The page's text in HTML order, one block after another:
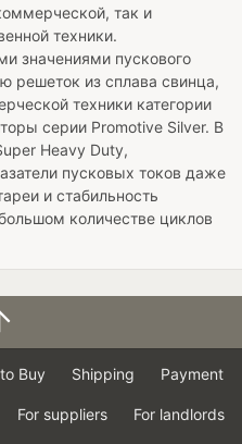
так и
техники.
значениями пускового
решеток из сплава свинца,
техники категории
серии Promotive Silver. В
Heavy Duty,
пусковых токов даже
и стабильность
количестве циклов
Buy Shipping Payment
For suppliers For landlords